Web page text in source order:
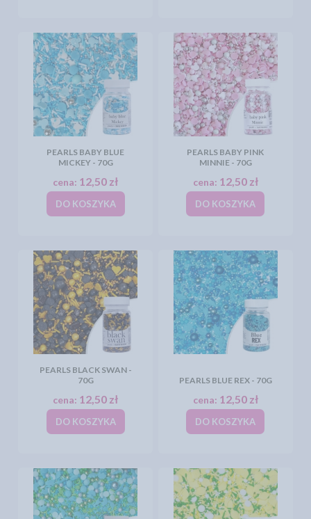
PEARLS BABY BLUE
MICKEY - 70G
cena: 12,50 zł
DO KOSZYKA
PEARLS BABY PINK
MINNIE - 70G
cena: 12,50 zł
DO KOSZYKA
PEARLS BLACK SWAN -
70G
cena: 12,50 zł
DO KOSZYKA
PEARLS BLUE REX - 70G
cena: 12,50 zł
DO KOSZYKA